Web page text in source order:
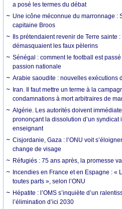
a posé les termes du débat
Une icône méconnue du marronnage :
capitaine Broos
Ils prétendaient revenir de Terre sainte
démasquaient les faux pèlerins
Sénégal : comment le football est
passion nationale
Arabie saoudite : nouvelles exécutions
Iran. Il faut mettre un terme à la
condamnations à mort arbitraires de
Algérie. Les autorités doivent
prononçant la dissolution d’un
enseignant
Cisjordanie, Gaza : l’ONU voit
change de visage
Réfugiés : 75 ans après, la promesse
Incendies en France et en Espagne : «
toutes parts », selon l’ONU
Hépatite : l’OMS s’inquiète d’un
l’élimination d’ici 2030